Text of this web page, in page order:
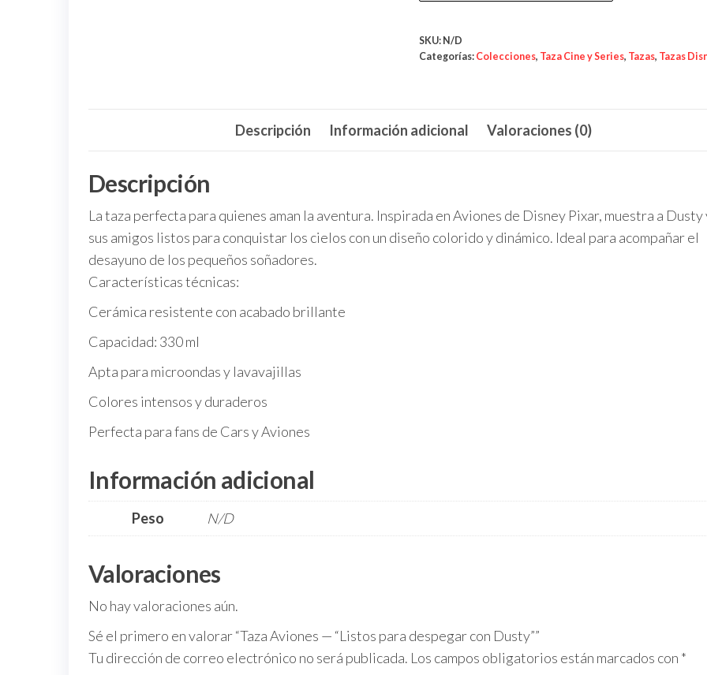
despegar
con
SKU: N/D
Categorías: Colecciones, Taza Cine y Series, Tazas, Tazas
Descripción Información adicional Valoraciones (0)
Descripción
La taza perfecta para quienes aman la aventura. Inspirada en Aviones de Disney Pixar, muestra a Dusty
sus amigos listos para conquistar los cielos con un diseño colorido y dinámico. Ideal para acompañar el
desayuno de los pequeños soñadores.
Características técnicas:
Cerámica resistente con acabado brillante
Capacidad: 330 ml
Apta para microondas y lavavajillas
Colores intensos y duraderos
Perfecta para fans de Cars y Aviones
Información adicional
Peso N/D
Valoraciones
No hay valoraciones aún.
Sé el primero en valorar “Taza Aviones — “Listos para despegar con Dusty””
Tu dirección de correo electrónico no será publicada. Los campos obligatorios están marcados con *